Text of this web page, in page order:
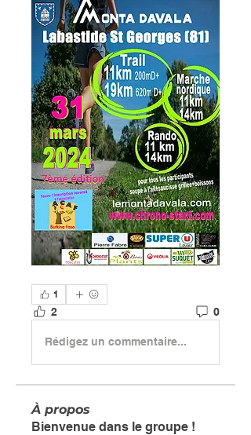
1
2 0
Rédigez un commentaire...
À propos
Bienvenue dans le groupe !